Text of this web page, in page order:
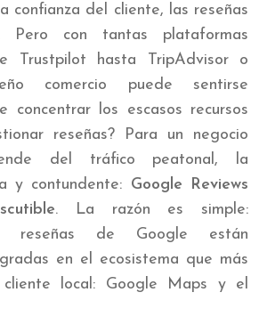
confianza del cliente, las reseñas
Pero con tantas plataformas
Trustpilot hasta TripAdvisor o
comercio puede sentirse
concentrar los escasos recursos
reseñas? Para un negocio
del tráfico peatonal, la
y contundente: Google Reviews
. La razón es simple:
reseñas de Google están
en el ecosistema que más
local: Google Maps y el